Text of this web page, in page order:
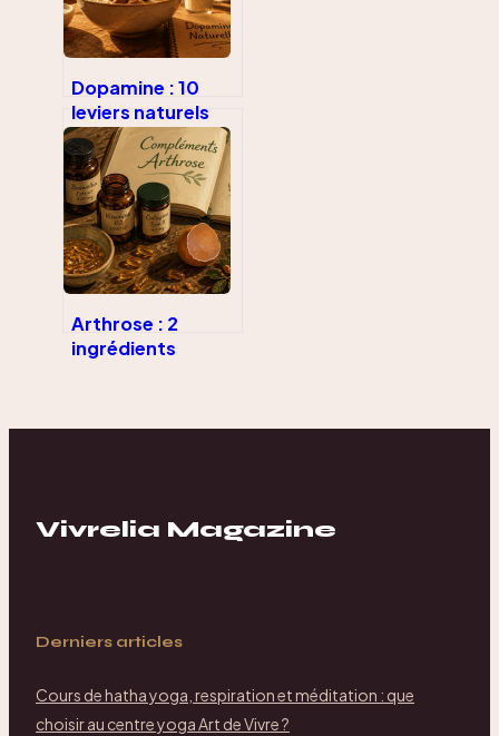
Dopamine : 10
leviers naturels
pour restaurer
votre motivation
et votre énergie
Arthrose : 2
ingrédients
Vivrelia Magazine
Derniers articles
Cours de hatha yoga, respiration et méditation : que
choisir au centre yoga Art de Vivre ?